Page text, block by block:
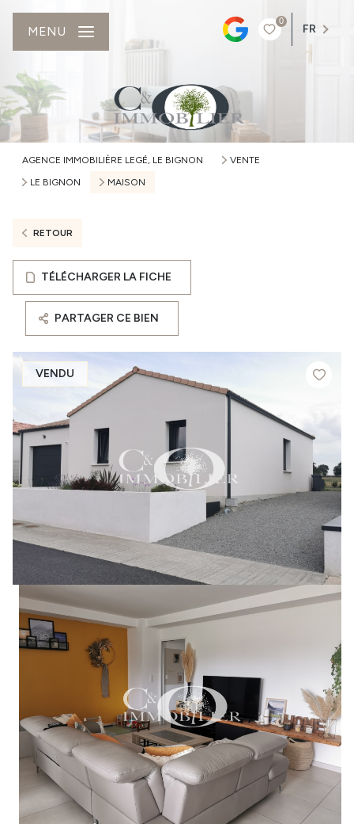
0
FR
MENU
AGENCE IMMOBILIÈRE LEGÉ, LE BIGNON
VENTE
LE BIGNON
MAISON
RETOUR
TÉLÉCHARGER LA FICHE
PARTAGER CE BIEN
VENDU